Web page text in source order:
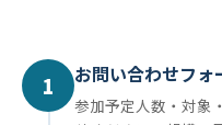
1 お問い合わせフ
参加予定人数・対象